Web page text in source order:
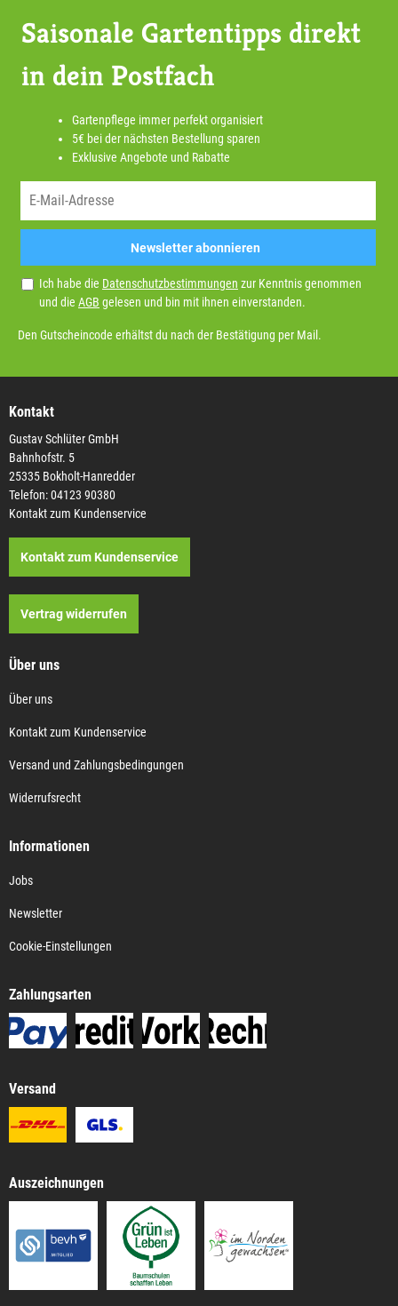
Saisonale Gartentipps direkt
in dein Postfach
Gartenpflege immer perfekt organisiert
5€ bei der nächsten Bestellung sparen
Exklusive Angebote und Rabatte
Newsletter abonnieren
Ich habe die Datenschutzbestimmungen zur Kenntnis genommen
und die AGB gelesen und bin mit ihnen einverstanden.
Den Gutscheincode erhältst du nach der Bestätigung per Mail.
Kontakt
Gustav Schlüter GmbH
Bahnhofstr. 5
25335 Bokholt-Hanredder
Telefon: 04123 90380
Kontakt zum Kundenservice
Kontakt zum Kundenservice
Vertrag widerrufen
Über uns
Über uns
Kontakt zum Kundenservice
Versand und Zahlungsbedingungen
Widerrufsrecht
Informationen
Jobs
Newsletter
Cookie-Einstellungen
Zahlungsarten
Versand
Auszeichnungen